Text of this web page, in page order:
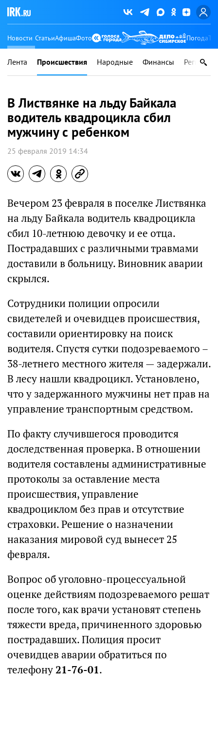
Новости СтатьиАфишаФото Погода
Лента Происшествия Народные Финансы Регионы
В Листвянке на льду Байкала
водитель квадроцикла сбил
мужчину с ребенком
25 февраля 2019 14:34
Вечером 23 февраля в поселке Листвянка
на льду Байкала водитель квадроцикла
сбил 10-летнюю девочку и ее отца.
Пострадавших с различными травмами
доставили в больницу. Виновник аварии
скрылся.
Сотрудники полиции опросили
свидетелей и очевидцев происшествия,
составили ориентировку на поиск
водителя. Спустя сутки подозреваемого –
38-летнего местного жителя — задержали.
В лесу нашли квадроцикл. Установлено,
что у задержанного мужчины нет прав на
управление транспортным средством.
По факту случившегося проводится
доследственная проверка. В отношении
водителя составлены административные
протоколы за оставление места
происшествия, управление
квадроциклом без прав и отсутствие
страховки. Решение о назначении
наказания мировой суд вынесет 25
февраля.
Вопрос об уголовно-процессуальной
оценке действиям подозреваемого решат
после того, как врачи установят степень
тяжести вреда, причиненного здоровью
пострадавших. Полиция просит
очевидцев аварии обратиться по
телефону21-76-01.